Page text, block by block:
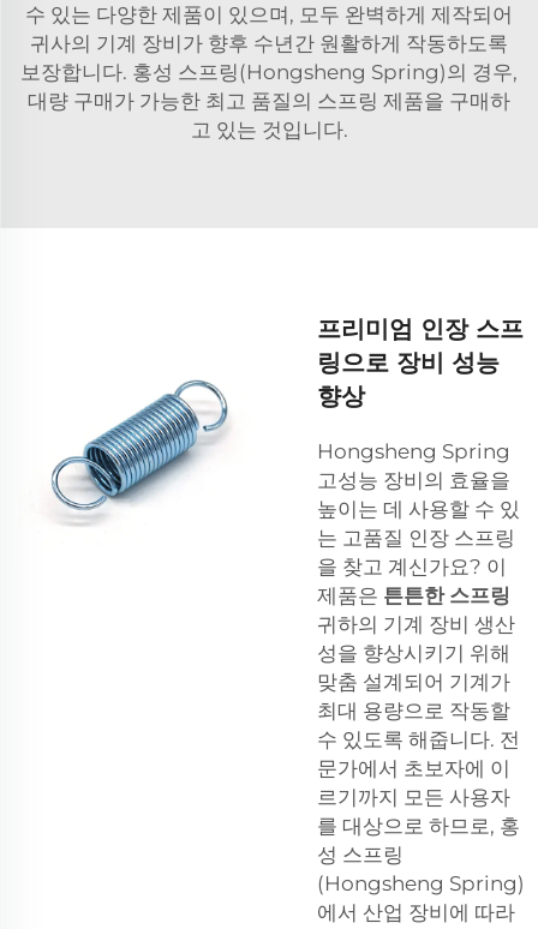
수 있는 다양한 제품이 있으며, 모두 완벽하게 제작되어
귀사의 기계 장비가 향후 수년간 원활하게 작동하도록
보장합니다. 홍성 스프링(Hongsheng Spring)의 경우,
대량 구매가 가능한 최고 품질의 스프링 제품을 구매하
고 있는 것입니다.
프리미엄 인장 스프
링으로 장비 성능
향상
Hongsheng Spring
고성능 장비의 효율을
높이는 데 사용할 수 있
는 고품질 인장 스프링
을 찾고 계신가요? 이
제품은 튼튼한 스프링
귀하의 기계 장비 생산
성을 향상시키기 위해
맞춤 설계되어 기계가
최대 용량으로 작동할
수 있도록 해줍니다. 전
문가에서 초보자에 이
르기까지 모든 사용자
를 대상으로 하므로, 홍
성 스프링
(Hongsheng Spring)
에서 산업 장비에 따라